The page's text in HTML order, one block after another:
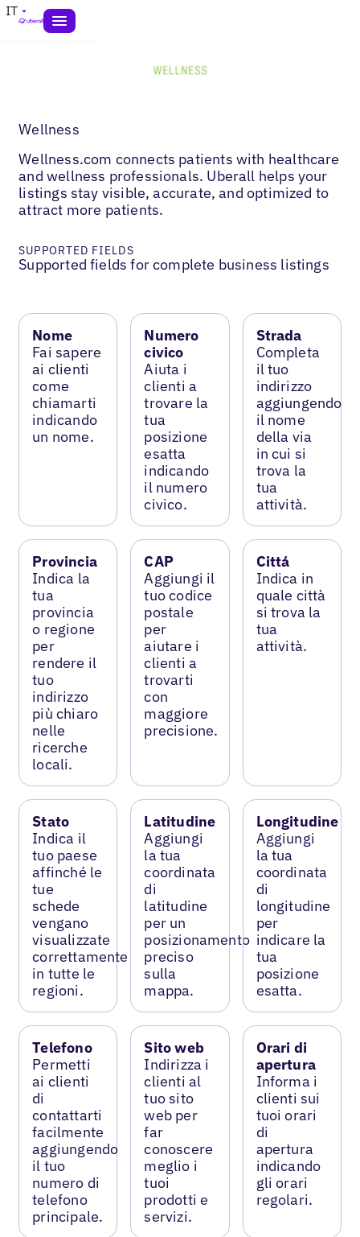
IT
Wellness
Wellness.com connects patients with healthcare
and wellness professionals. Uberall helps your
listings stay visible, accurate, and optimized to
attract more patients.
SUPPORTED FIELDS
Supported fields for complete business listings
Nome
Fai sapere
ai clienti
come
chiamarti
indicando
un nome.
Numero
civico
Aiuta i
clienti a
trovare la
tua
posizione
esatta
indicando
il numero
civico.
Strada
Completa
il tuo
indirizzo
aggiungendo
il nome
della via
in cui si
trova la
tua
attività.
Provincia
Indica la
tua
provincia
o regione
per
rendere il
tuo
indirizzo
più chiaro
nelle
ricerche
locali.
CAP
Aggiungi il
tuo codice
postale
per
aiutare i
clienti a
trovarti
con
maggiore
precisione.
Cittá
Indica in
quale città
si trova la
tua
attività.
Stato
Indica il
tuo paese
affinché le
tue
schede
vengano
visualizzate
correttamente
in tutte le
regioni.
Latitudine
Aggiungi
la tua
coordinata
di
latitudine
per un
posizionamento
preciso
sulla
mappa.
Longitudine
Aggiungi
la tua
coordinata
di
longitudine
per
indicare la
tua
posizione
esatta.
Telefono
Permetti
ai clienti
di
contattarti
facilmente
aggiungendo
il tuo
numero di
telefono
principale.
Sito web
Indirizza i
clienti al
tuo sito
web per
far
conoscere
meglio i
tuoi
prodotti e
servizi.
Orari di
apertura
Informa i
clienti sui
tuoi orari
di
apertura
indicando
gli orari
regolari.